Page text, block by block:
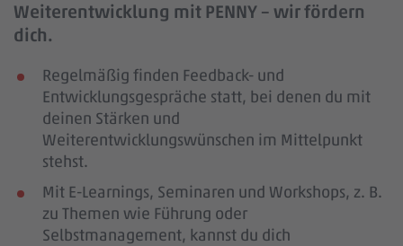
Weiterentwicklung mit PENNY – wir fördern
dich.
Regelmäßig finden Feedback- und
Entwicklungsgespräche statt, bei denen du mit
deinen Stärken und
Weiterentwicklungswünschen im Mittelpunkt
stehst.
Mit E-Learnings, Seminaren und Workshops, z. B.
zu Themen wie Führung oder
Selbstmanagement, kannst du dich